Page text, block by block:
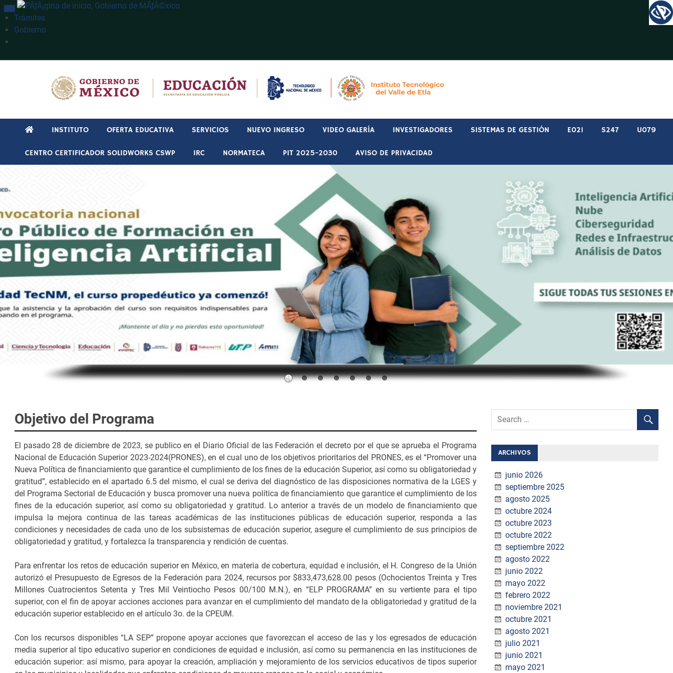
INTERRUPTOR DE NAVEGACIÓN
Trámites
Gobierno
INSTITUTO OFERTA EDUCATIVA SERVICIOS NUEVO INGRESO VIDEO GALERÍA INVESTIGADORES SISTEMAS DE GESTIÓN E021 S247 U079
CENTRO CERTIFICADOR SOLIDWORKS CSWP IRC NORMATECA PIT 2025-2030 AVISO DE PRIVACIDAD
Objetivo del Programa
El pasado 28 de diciembre de 2023, se publico en el Diario Oficial de las Federación el decreto por el que se aprueba el Programa
Nacional de Educación Superior 2023-2024(PRONES), en el cual uno de los objetivos prioritarios del PRONES, es el “Promover una
Nueva Política de financiamiento que garantice el cumplimiento de los fines de la educación Superior, así como su obligatoriedad y
gratitud”, establecido en el apartado 6.5 del mismo, el cual se deriva del diagnóstico de las disposiciones normativa de la LGES y
del Programa Sectorial de Educación y busca promover una nueva política de financiamiento que garantice el cumplimiento de los
fines de la educación superior, así como su obligatoriedad y gratitud. Lo anterior a través de un modelo de financiamiento que
impulsa la mejora continua de las tareas académicas de las instituciones públicas de educación superior, responda a las
condiciones y necesidades de cada uno de los subsistemas de educación superior, asegure el cumplimiento de sus principios de
obligatoriedad y gratitud, y fortalezca la transparencia y rendición de cuentas.
Para enfrentar los retos de educación superior en México, en materia de cobertura, equidad e inclusión, el H. Congreso de la Unión
autorizó el Presupuesto de Egresos de la Federación para 2024, recursos por $833,473,628.00 pesos (Ochocientos Treinta y Tres
Millones Cuatrocientos Setenta y Tres Mil Veintiocho Pesos 00/100 M.N.), en “ELP PROGRAMA” en su vertiente para el tipo
superior, con el fin de apoyar acciones acciones para avanzar en el cumplimiento del mandato de la obligatoriedad y gratitud de la
educación superior establecido en el artículo 3o. de la CPEUM.
Con los recursos disponibles “LA SEP” propone apoyar acciones que favorezcan el acceso de las y los egresados de educación
media superior al tipo educativo superior en condiciones de equidad e inclusión, así como su permanencia en las instituciones de
educación superior: así mismo, para apoyar la creación, ampliación y mejoramiento de los servicios educativos de tipos superior
ARCHIVOS
junio 2026
septiembre 2025
agosto 2025
octubre 2024
octubre 2023
octubre 2022
septiembre 2022
agosto 2022
junio 2022
mayo 2022
febrero 2022
noviembre 2021
octubre 2021
agosto 2021
julio 2021
junio 2021
mayo 2021